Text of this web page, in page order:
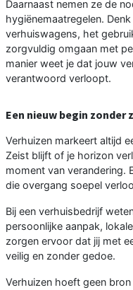
Daarnaast nemen ze de
hygiënemaatregelen.
verhuiswagens, het
zorgvuldig omgaan met
manier weet je dat jouw
verantwoord verloopt.
Een nieuw begin zonder
Verhuizen markeert altijd
Zeist blijft of je horizon
moment van verandering.
die overgang soepel
Bij een verhuisbedrijf
persoonlijke aanpak,
zorgen ervoor dat jij met
veilig en zonder gedoe.
Verhuizen hoeft geen